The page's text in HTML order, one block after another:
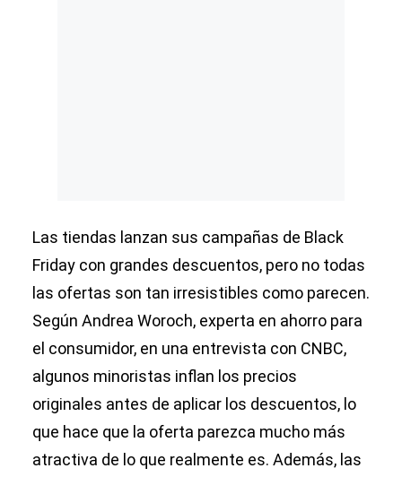
Las tiendas lanzan sus campañas de Black
Friday con grandes descuentos, pero no todas
las ofertas son tan irresistibles como parecen.
Según Andrea Woroch, experta en ahorro para
el consumidor, en una entrevista con CNBC,
algunos minoristas inflan los precios
originales antes de aplicar los descuentos, lo
que hace que la oferta parezca mucho más
atractiva de lo que realmente es. Además, las